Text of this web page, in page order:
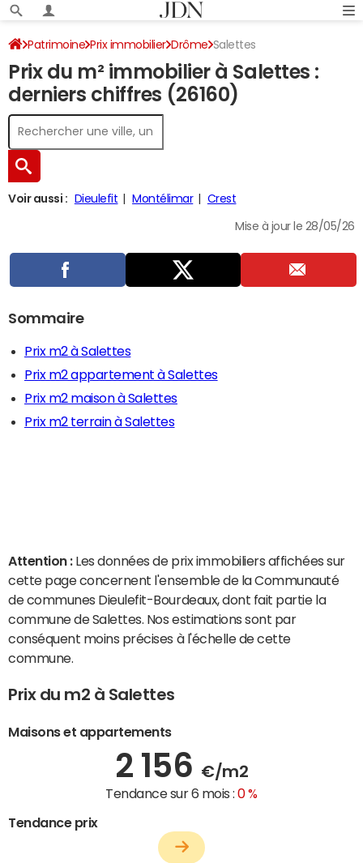
Patrimoine Prix immobilier Drôme Salettes
Prix du m² immobilier à Salettes :
derniers chiffres (26160)
Voir aussi : Dieulefit Montélimar Crest
Mise à jour le 28/05/26
Sommaire
Prix m2 à Salettes
Prix m2 appartement à Salettes
Prix m2 maison à Salettes
Prix m2 terrain à Salettes
Attention : Les données de prix immobiliers affichées sur
cette page concernent l'ensemble de la Communauté
de communes Dieulefit-Bourdeaux, dont fait partie la
commune de Salettes. Nos estimations sont par
conséquent moins précises à l'échelle de cette
commune.
Prix du m2 à Salettes
Maisons et appartements
2 156 €/m2
Tendance sur 6 mois :0 %
Tendance prix